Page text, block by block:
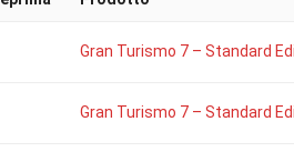
Gran Turismo 7 – Standard
Gran Turismo 7 – Standard